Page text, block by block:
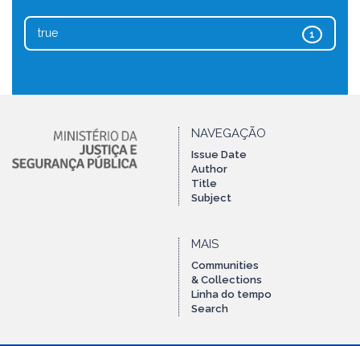
1
true
NAVEGAÇÃO
Issue Date
Author
Title
Subject
MAIS
Communities
& Collections
Linha do tempo
Search